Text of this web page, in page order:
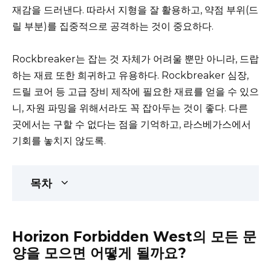
재감을 드러낸다. 따라서 지형을 잘 활용하고, 약점 부위(드
릴 부분)를 집중적으로 공격하는 것이 중요하다.
Rockbreaker는 잡는 것 자체가 어려울 뿐만 아니라, 드랍
하는 재료 또한 희귀하고 유용하다. Rockbreaker 심장,
드릴 코어 등 고급 장비 제작에 필요한 재료를 얻을 수 있으
니, 자원 파밍을 위해서라도 꼭 잡아두는 것이 좋다. 다른
곳에서는 구할 수 없다는 점을 기억하고, 라스베가스에서
기회를 놓치지 않도록.
목차
Horizon Forbidden West의 모든 문
양을 모으면 어떻게 될까요?